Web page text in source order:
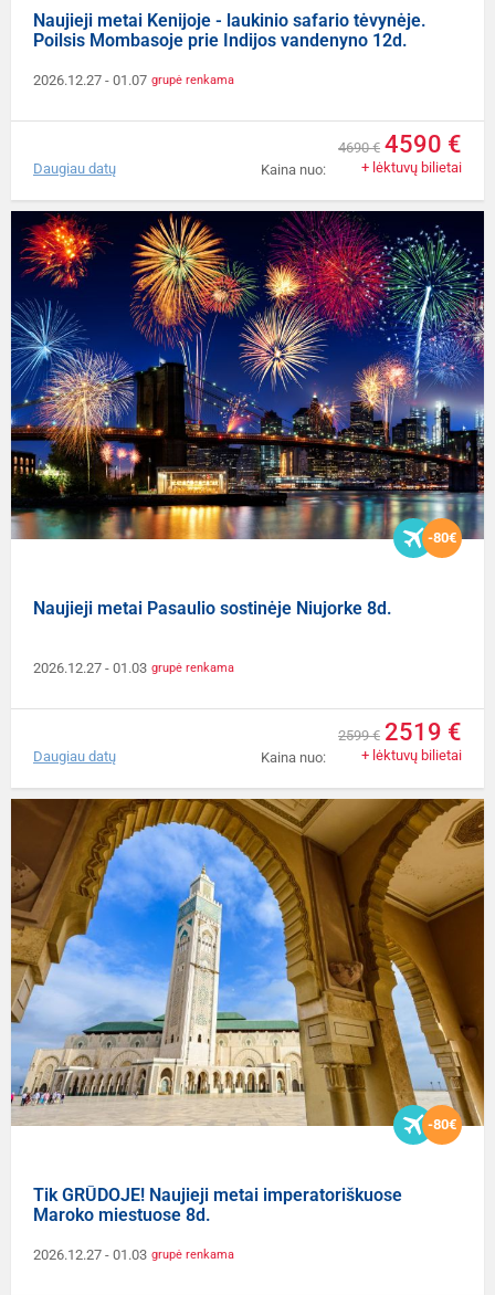
Naujieji metai Kenijoje - laukinio safario tėvynėje.
Poilsis Mombasoje prie Indijos vandenyno 12d.
2026.12.27 - 01.07 grupė renkama
Kaina nuo:
4690 € 4590 €
+ lėktuvų bilietai
Daugiau datų
-80€
Naujieji metai Pasaulio sostinėje Niujorke 8d.
2026.12.27 - 01.03 grupė renkama
Kaina nuo:
2599 € 2519 €
+ lėktuvų bilietai
Daugiau datų
-80€
Tik GRŪDOJE! Naujieji metai imperatoriškuose
Maroko miestuose 8d.
2026.12.27 - 01.03 grupė renkama